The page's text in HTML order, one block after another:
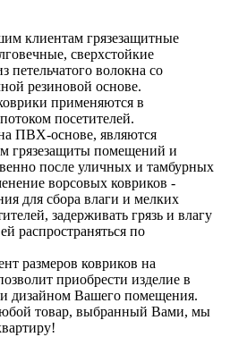
клиентам грязезащитные
сверхстойкие
петельчатого волокна со
резиновой основе.
применяются в
посетителей.
ПВХ-основе, являются
грязезащиты помещений и
после уличных и тамбурных
ворсовых ковриков -
для сбора влаги и мелких
задерживать грязь и влагу
распространяться по
размеров ковриков на
приобрести изделие в
и дизайном Вашего помещения.
товар, выбранный Вами, мы